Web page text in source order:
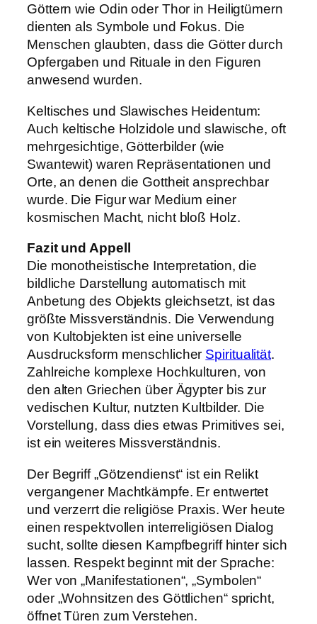
Göttern wie Odin oder Thor in Heiligtümern
dienten als Symbole und Fokus. Die
Menschen glaubten, dass die Götter durch
Opfergaben und Rituale in den Figuren
anwesend wurden.
Keltisches und Slawisches Heidentum:
Auch keltische Holzidole und slawische, oft
mehrgesichtige, Götterbilder (wie
Swantewit) waren Repräsentationen und
Orte, an denen die Gottheit ansprechbar
wurde. Die Figur war Medium einer
kosmischen Macht, nicht bloß Holz.
Fazit und Appell
Die monotheistische Interpretation, die
bildliche Darstellung automatisch mit
Anbetung des Objekts gleichsetzt, ist das
größte Missverständnis. Die Verwendung
von Kultobjekten ist eine universelle
Ausdrucksform menschlicher Spiritualität.
Zahlreiche komplexe Hochkulturen, von
den alten Griechen über Ägypter bis zur
vedischen Kultur, nutzten Kultbilder. Die
Vorstellung, dass dies etwas Primitives sei,
ist ein weiteres Missverständnis.
Der Begriff „Götzendienst“ ist ein Relikt
vergangener Machtkämpfe. Er entwertet
und verzerrt die religiöse Praxis. Wer heute
einen respektvollen interreligiösen Dialog
sucht, sollte diesen Kampfbegriff hinter sich
lassen. Respekt beginnt mit der Sprache:
Wer von „Manifestationen“, „Symbolen“
oder „Wohnsitzen des Göttlichen“ spricht,
öffnet Türen zum Verstehen.